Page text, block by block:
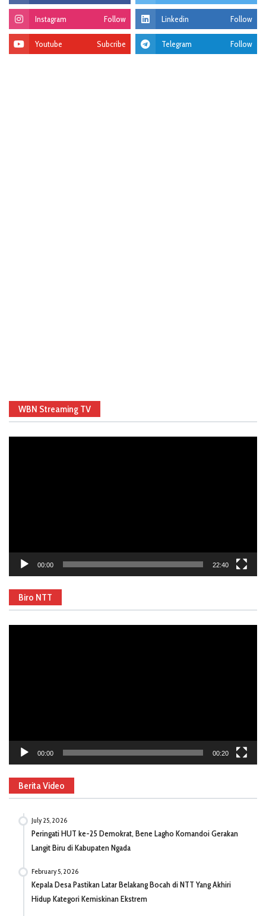
Instagram Follow Linkedin Follow
Youtube Subcribe Telegram Follow
WBN Streaming TV
00:00 22:40
Biro NTT
00:00 00:20
Berita Video
July 25, 2026
Peringati HUT ke-25 Demokrat, Bene Lagho Komandoi Gerakan
Langit Biru di Kabupaten Ngada
February 5, 2026
Kepala Desa Pastikan Latar Belakang Bocah di NTT Yang Akhiri
Hidup Kategori Kemiskinan Ekstrem